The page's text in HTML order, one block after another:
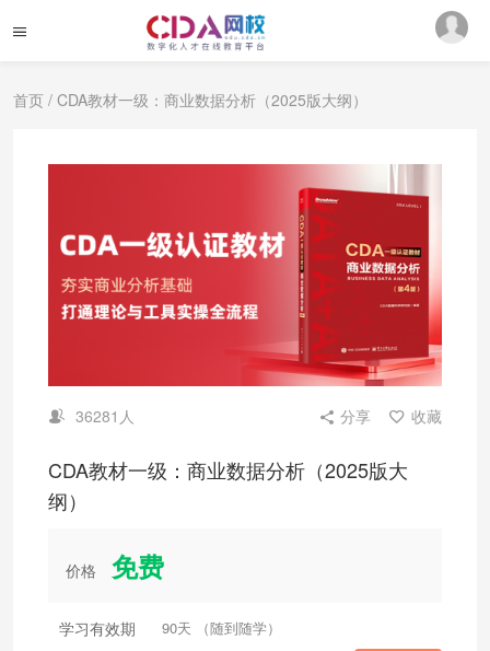
首页 / CDA教材一级：商业数据分析（2025版大纲）
36281人 分享 收藏
CDA教材一级：商业数据分析（2025版大
纲）
价格 免费
学习有效期 90天 （随到随学）